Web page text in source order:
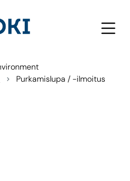
Purkamislupa / -ilmoitus